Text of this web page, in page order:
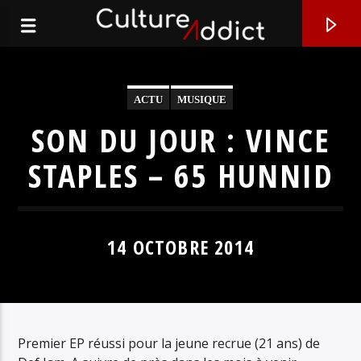
EN CE MOMENT
J'SUIS PAS TRANQUILLE
ACTU MUSIQUE
SON DU JOUR : VINCE
STAPLES – 65 HUNNID
14 OCTOBRE 2014
Premier EP réussi pour la jeune recrue (21 ans) de